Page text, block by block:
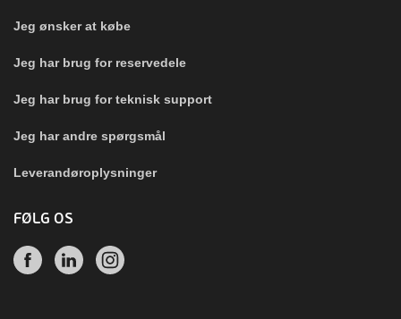
Jeg ønsker at købe
Jeg har brug for reservedele
Jeg har brug for teknisk support
Jeg har andre spørgsmål
Leverandøroplysninger
FØLG OS